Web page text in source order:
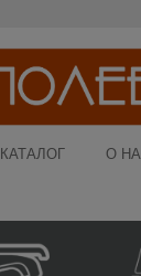
КАТАЛОГ О